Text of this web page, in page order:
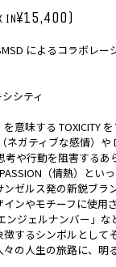
IN¥15,400)
によるコラボレー
シティ
を意味する TOXICITY
ネガティブな感情）
考や行動を阻害するあ
（情熱）とい
ゼルス発の新鋭ブラン
インやモチーフに使用
ンジェルナンバー」
するシンボルとして
々の人生の旅路に、明